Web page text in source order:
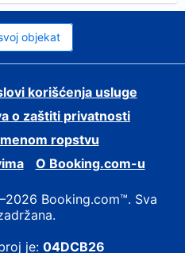
objekat
korišćenja usluge
o zaštiti privatnosti
ropstvu
О Booking.com-u
Booking.com™. Sva
je: 04DCB26